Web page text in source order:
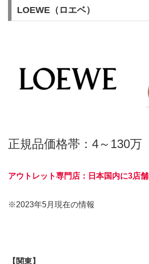
LOEWE（ロエベ）
正規品価格帯：4～130万
アウトレット専門店：日本国内に3店舗
※2023年5月現在の情報
【関東】